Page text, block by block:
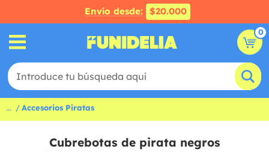
Envío desde: $20.000
0
... Accesorios Piratas
Cubrebotas de pirata negros